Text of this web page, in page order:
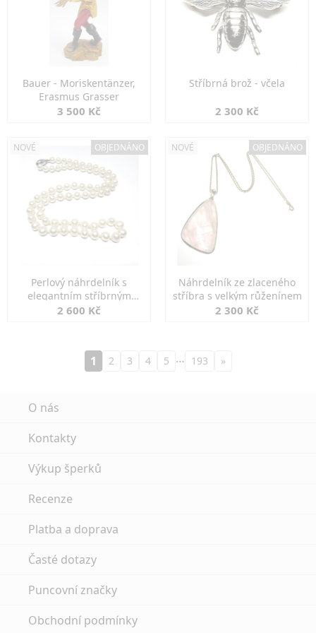
Bauer - Moriskentänzer,
Erasmus Grasser
3 500 Kč
Stříbrná brož - včela
2 300 Kč
NOVÉ OBJEDNÁNO
Perlový náhrdelník s
elegantním stříbrným
zapínáním
2 600 Kč
NOVÉ OBJEDNÁNO
Náhrdelník ze zlaceného
stříbra s velkým růženínem
2 300 Kč
1 2 3 4 5 … 193 »
O nás
Kontakty
Výkup šperků
Recenze
Platba a doprava
Časté dotazy
Puncovní značky
Obchodní podmínky